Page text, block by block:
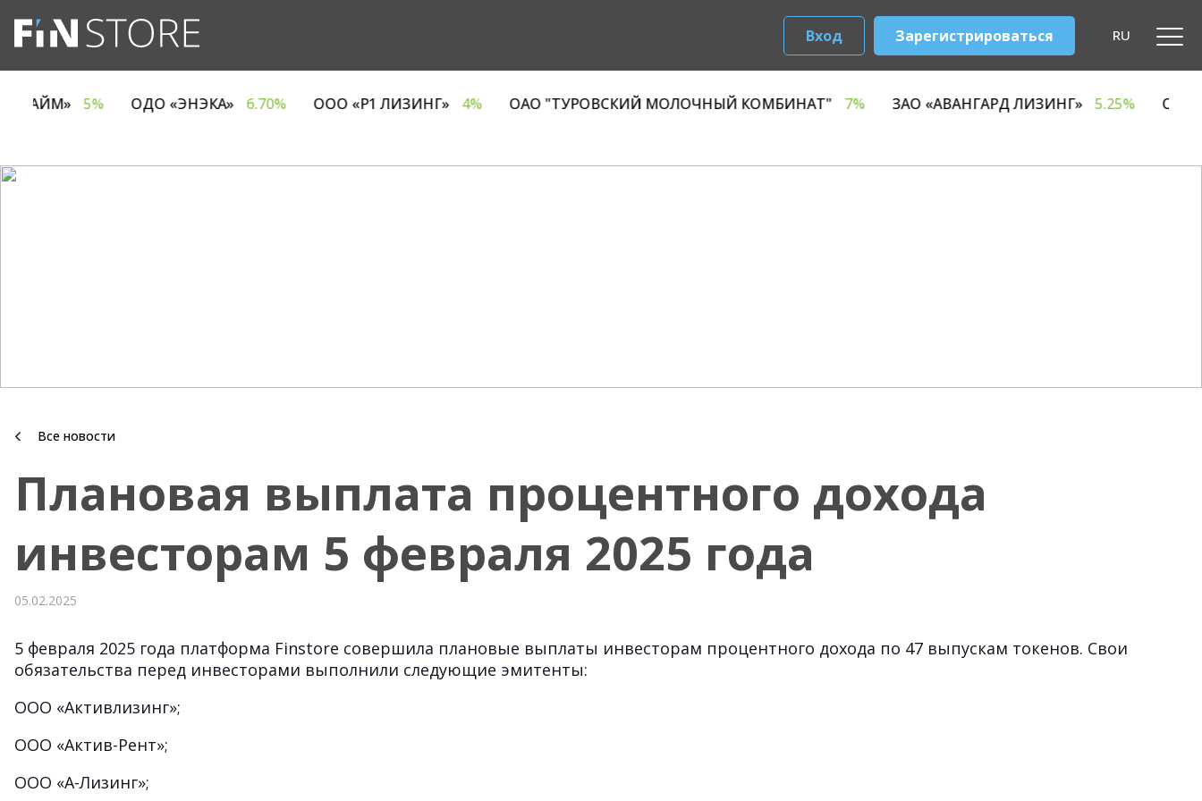
RU
Вход Зарегистрироваться
ЕВРОТАЙМ» 5% ОДО «ЭНЭКА» 6.70% ООО «Р1 ЛИЗИНГ» 4% ОАО "ТУРОВСКИЙ МОЛОЧНЫЙ КОМБИНАТ" 7% ЗАО «АВАНГАРД ЛИЗИНГ»
Все новости
Плановая выплата процентного дохода
инвесторам 5 февраля 2025 года
05.02.2025
5 февраля 2025 года платформа Finstore совершила плановые выплаты инвесторам процентного дохода по 47 выпускам токенов. Свои
обязательства перед инвесторами выполнили следующие эмитенты:
ООО «Активлизинг»;
ООО «Актив-Рент»;
ООО «А-Лизинг»;